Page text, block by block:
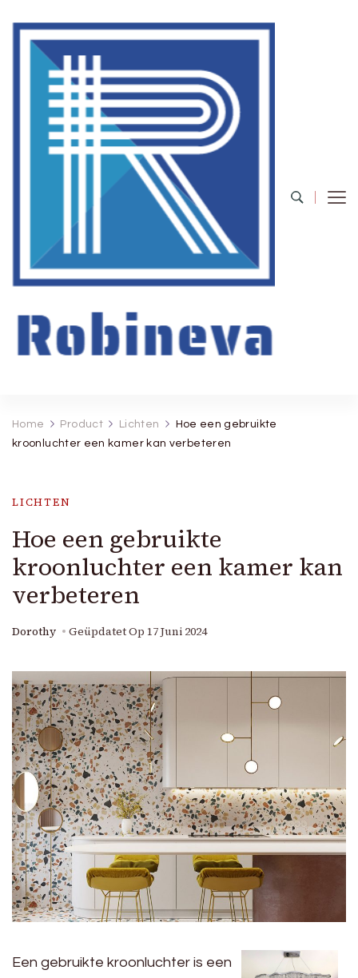
Home Product Lichten
Hoe een gebruikte
kroonluchter een kamer kan verbeteren
LICHTEN
Hoe een gebruikte
kroonluchter een kamer kan
verbeteren
Dorothy Geüpdatet Op 17 Juni 2024
Een gebruikte kroonluchter is een